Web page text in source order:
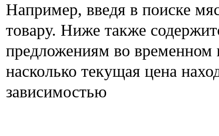
Например, введя в поиске
товару. Ниже также
предложениям во временном
насколько текущая цена
зависимостью